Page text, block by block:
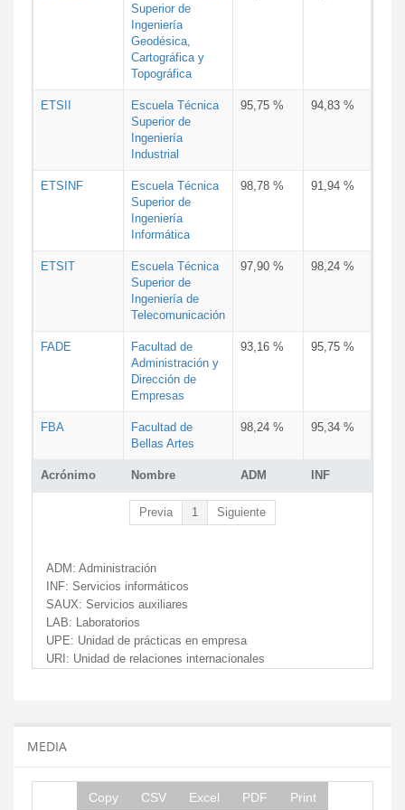
Acrónimo Nombre ADM INF
Superior de
Ingeniería
Geodésica,
Cartográfica y
Topográfica
ETSII
Escuela Técnica
Superior de
Ingeniería
Industrial
95,75 % 94,83 %
ETSINF
Escuela Técnica
Superior de
Ingeniería
Informática
98,78 % 91,94 %
ETSIT
Escuela Técnica
Superior de
Ingeniería de
Telecomunicación
97,90 % 98,24 %
FADE
Facultad de
Administración y
Dirección de
Empresas
93,16 % 95,75 %
FBA
Facultad de
Bellas Artes
98,24 % 95,34 %
Previa 1 Siguiente
ADM: Administración
INF: Servicios informáticos
SAUX: Servicios auxiliares
LAB: Laboratorios
UPE: Unidad de prácticas en empresa
URI: Unidad de relaciones internacionales
MEDIA
Copy CSV Excel PDF Print